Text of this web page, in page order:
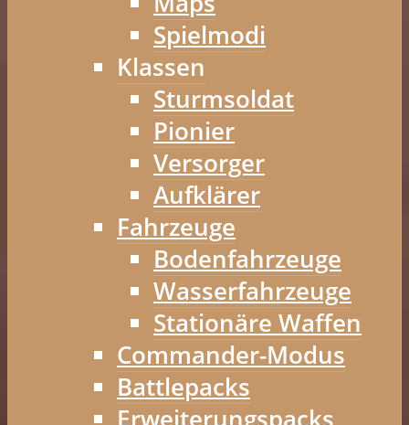
Spielmodi
Klassen
Sturmsoldat
Pionier
Versorger
Aufklärer
Fahrzeuge
Bodenfahrzeuge
Wasserfahrzeuge
Stationäre Waffen
Commander-Modus
Battlepacks